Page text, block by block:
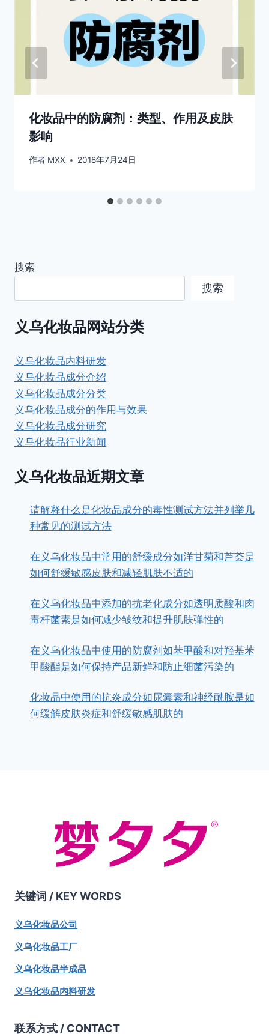
化妆品中的防腐剂：类型、作用及皮肤
影响
作者 MXX 2018年7月24日
搜索
搜索
义乌化妆品网站分类
义乌化妆品内料研发
义乌化妆品成分介绍
义乌化妆品成分分类
义乌化妆品成分的作用与效果
义乌化妆品成分研究
义乌化妆品行业新闻
义乌化妆品近期文章
请解释什么是化妆品成分的毒性测试方法并列举几
种常见的测试方法
在义乌化妆品中常用的舒缓成分如洋甘菊和芦荟是
如何舒缓敏感皮肤和减轻肌肤不适的
在义乌化妆品中添加的抗老化成分如透明质酸和肉
毒杆菌素是如何减少皱纹和提升肌肤弹性的
在义乌化妆品中使用的防腐剂如苯甲酸和对羟基苯
甲酸酯是如何保持产品新鲜和防止细菌污染的
化妆品中使用的抗炎成分如尿囊素和神经酰胺是如
何缓解皮肤炎症和舒缓敏感肌肤的
关键词 / KEY WORDS
义乌化妆品公司
义乌化妆品工厂
义乌化妆品半成品
义乌化妆品内料研发
联系方式 / CONTACT